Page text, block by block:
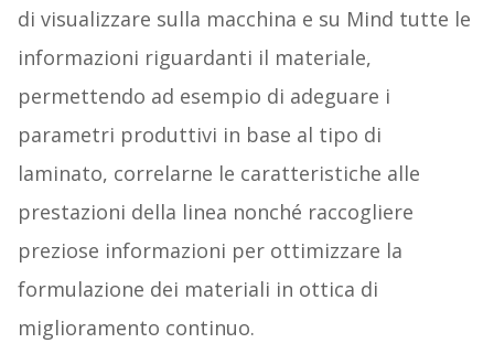
di visualizzare sulla macchina e su Mind tutte le
informazioni riguardanti il materiale,
permettendo ad esempio di adeguare i
parametri produttivi in base al tipo di
laminato, correlarne le caratteristiche alle
prestazioni della linea nonché raccogliere
preziose informazioni per ottimizzare la
formulazione dei materiali in ottica di
miglioramento continuo.